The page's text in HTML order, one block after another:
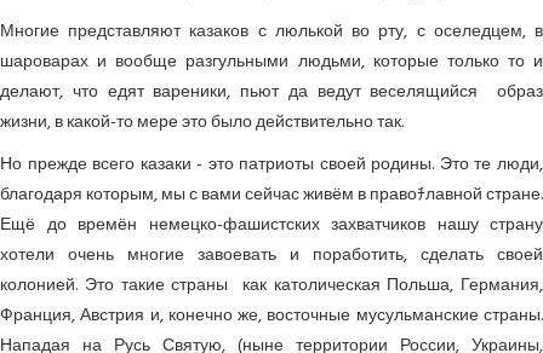
Многие представляют казаков с люлькой во рту, с оселедцем, в
шароварах и вообще разгульными людьми, которые только то и
делают, что едят вареники, пьют да ведут веселящийся образ
жизни, в какой-то мере это было действительно так.
Но прежде всего казаки - это патриоты своей родины. Это те люди,
благодаря которым, мы с вами сейчас живём в правоﾁлавной стране.
Ещё до времён немецко-фашистских захватчиков нашу страну
хотели очень многие завоевать и поработить, сделать своей
колонией. Это такие страны как католическая Польша, Германия,
Франция, Австрия и, конечно же, восточные мусульманские страны.
Нападая на Русь Святую, (ныне территории России, Украины,